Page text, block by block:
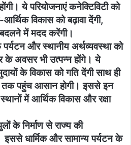
ये परियोजनाएं कनेक्टिविटी को
विकास को बढ़ावा देंगी,
में मदद करेंगी।
और स्थानीय अर्थव्यवस्था को
के अवसर भी उत्पन्न होंगे। ये
के विकास को गति देंगी साथ ही
तक पहुंच आसान होगी। इससे इन
में आर्थिक विकास और रक्षा
के निर्माण से राज्य की
इससे धार्मिक और सामान्य पर्यटन के